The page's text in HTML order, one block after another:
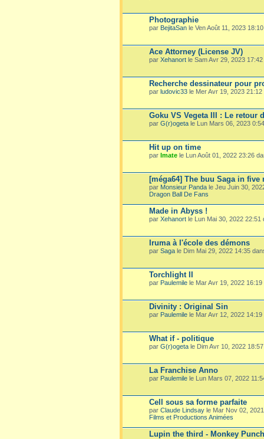
Photographie
par BejitaSan le Ven Août 11, 2023
Ace Attorney (License JV)
par Xehanort le Sam Avr 29, 2023
Recherche dessinateur pour
par ludovic33 le Mer Avr 19, 2023
Goku VS Vegeta III : Le retour
par G(r)ogeta le Lun Mars 06, 2023
Hit up on time
par Imate le Lun Août 01, 2022 23:26
[méga64] The buu Saga in five
par Monsieur Panda le Jeu Juin 30,
Dragon Ball De Fans
Made in Abyss !
par Xehanort le Lun Mai 30, 2022 22:51
Iruma à l'école des démons
par Saga le Dim Mai 29, 2022 14:35
Torchlight II
par Paulemile le Mar Avr 19, 2022
Divinity : Original Sin
par Paulemile le Mar Avr 12, 2022
What if - politique
par G(r)ogeta le Dim Avr 10, 2022
La Franchise Anno
par Paulemile le Lun Mars 07, 2022
Cell sous sa forme parfaite
par Claude Lindsay le Mar Nov 02,
Films et Productions Animées
Lupin the third - Monkey Punch